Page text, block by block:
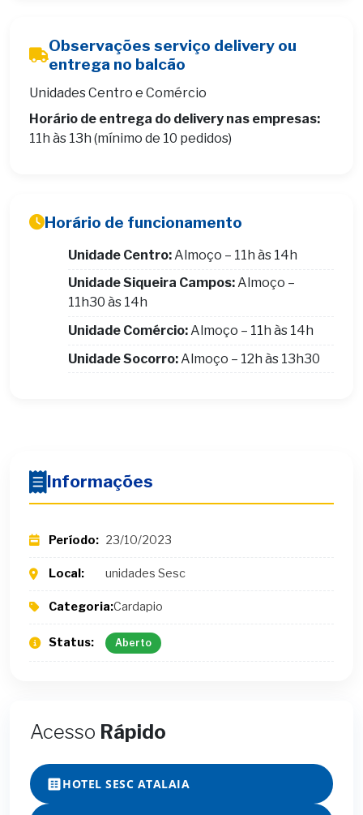
Observações serviço delivery ou
entrega no balcão
Unidades Centro e Comércio
Horário de entrega do delivery nas empresas:
11h às 13h (mínimo de 10 pedidos)
Horário de funcionamento
Unidade Centro: Almoço – 11h às 14h
Unidade Siqueira Campos:Almoço –
11h30 às 14h
Unidade Comércio:Almoço – 11h às 14h
Unidade Socorro: Almoço – 12h às 13h30
Informações
Período: 23/10/2023
Local: unidades Sesc
Categoria:Cardapio
Status: Aberto
Acesso Rápido
HOTEL SESC ATALAIA